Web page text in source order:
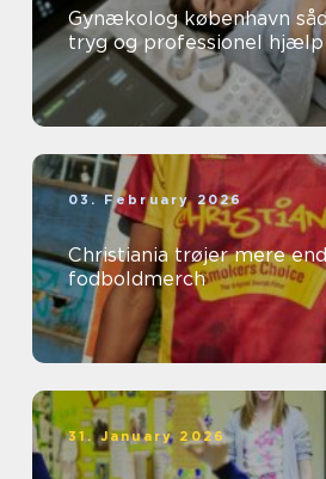
Gynækolog københavn sådan finder du
tryg og professionel hjælp
03. February 2026
Christiania trøjer mere end bare
fodboldmerch
31. January 2026